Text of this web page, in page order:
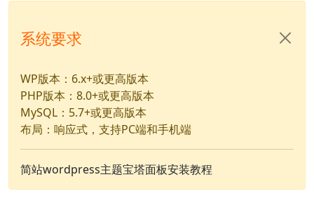
系统要求
WP版本：6.x+或更高版本
PHP版本：8.0+或更高版本
MySQL：5.7+或更高版本
布局：响应式，支持PC端和手机端
简站wordpress主题宝塔面板安装教程